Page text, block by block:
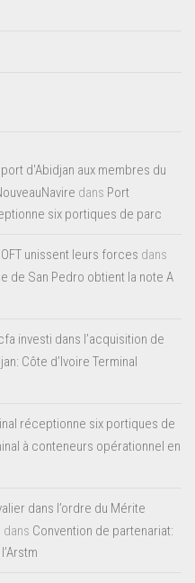
d'Abidjan aux membres du
dans Port
six portiques de parc
unissent leurs forces dans
de San Pedro obtient la note A
investi dans l’acquisition de
Côte d’Ivoire Terminal
réceptionne six portiques de
à conteneurs opérationnel en
dans l’ordre du Mérite
dans Convention de partenariat: